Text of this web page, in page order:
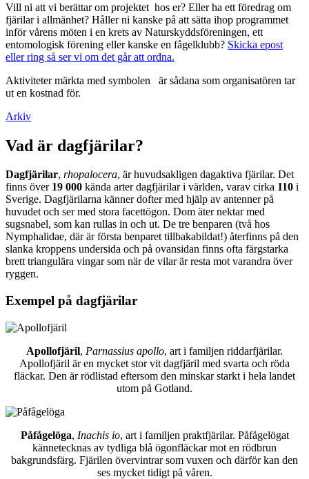
Vill ni att vi berättar om projektet hos er? Eller ha ett föredrag om
fjärilar i allmänhet? Håller ni kanske på att sätta ihop programmet
inför vårens möten i en krets av Naturskyddsföreningen, ett
entomologisk förening eller kanske en fågelklubb? Skicka epost
eller ring så ser vi om det går att ordna.
Aktiviteter märkta med symbolen
är sådana som organisatören tar
ut en kostnad för.
Arkiv
Vad är dagfjärilar?
Dagfjärilar, rhopalocera, är huvudsakligen dagaktiva fjärilar. Det
finns över 19 000 kända arter dagfjärilar i världen, varav cirka 110 i
Sverige. Dagfjärilarna känner dofter med hjälp av antenner på
huvudet och ser med stora facettögon. Dom äter nektar med
sugsnabel, som kan rullas in och ut. De tre benparen (två hos
Nymphalidae, där är första benparet tillbakabildat!) återfinns på den
slanka kroppens undersida och på ovansidan finns ofta färgstarka
brett triangulära vingar som när de vilar är resta mot varandra över
ryggen.
Exempel på dagfjärilar
Apollofjäril, Parnassius apollo, art i familjen riddarfjärilar.
Apollofjäril är en mycket stor vit dagfjäril med svarta och röda
fläckar. Den är rödlistad eftersom den minskar starkt i hela landet
utom på Gotland.
Påfågelöga, Inachis io, art i familjen praktfjärilar. Påfågelögat
kännetecknas av tydliga blå ögonfläckar mot en rödbrun
bakgrundsfärg. Fjärilen övervintrar som vuxen och därför kan den
ses mycket tidigt på våren.